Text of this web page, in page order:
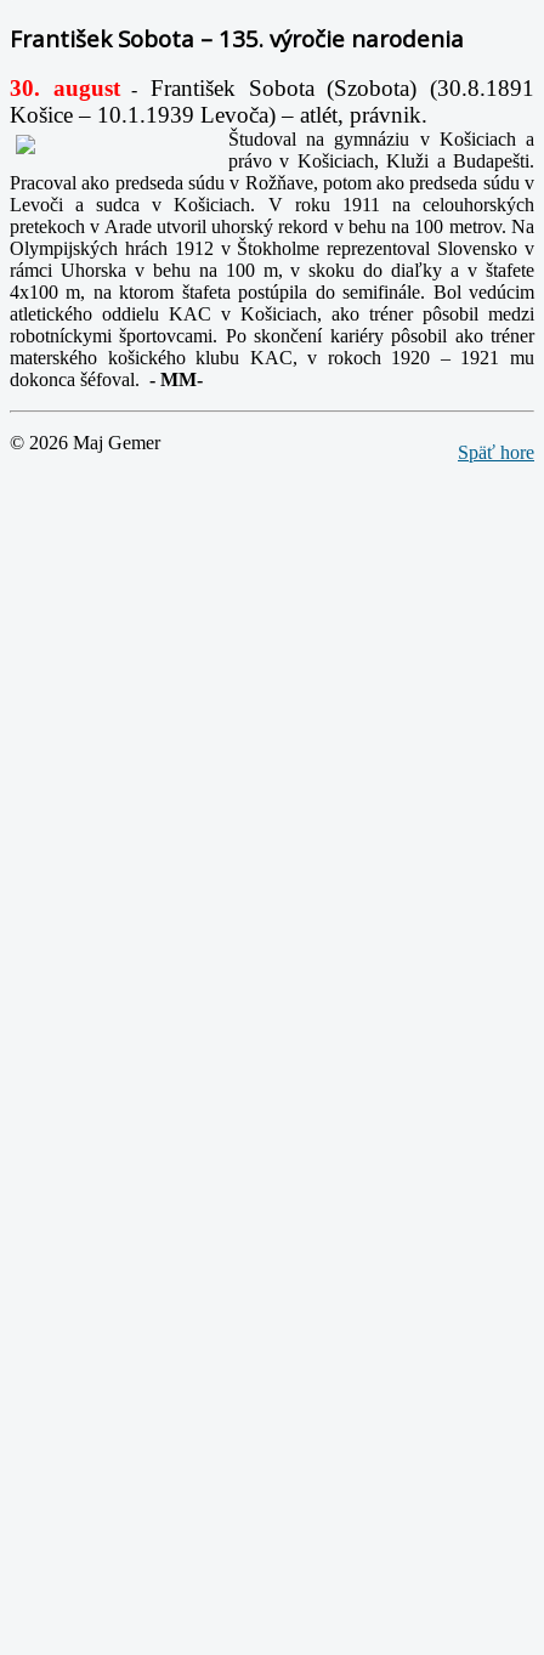
František Sobota – 135. výročie narodenia
30. august-
František Sobota (Szobota) (30.8.1891
Košice – 10.1.1939 Levoča) – atlét, právnik.
Študoval na gymnáziu v Košiciach a
právo v Košiciach, Kluži a Budapešti.
Pracoval ako predseda súdu v Rožňave, potom ako predseda súdu v
Levoči a sudca v Košiciach. V roku 1911 na celouhorských
pretekoch v Arade utvoril uhorský rekord v behu na 100 metrov. Na
Olympijských hrách 1912 v Štokholme reprezentoval Slovensko v
rámci Uhorska v behu na 100 m, v skoku do diaľky a v štafete
4x100 m, na ktorom štafeta postúpila do semifinále. Bol vedúcim
atletického oddielu KAC v Košiciach, ako tréner pôsobil medzi
robotníckymi športovcami. Po skončení kariéry pôsobil ako tréner
materského košického klubu KAC, v rokoch 1920 – 1921 mu
dokonca šéfoval. - MM-
Späť hore
© 2026 Maj Gemer